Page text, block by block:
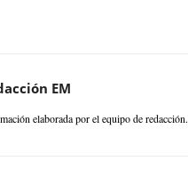
EM
elaborada por el equipo de redacción.